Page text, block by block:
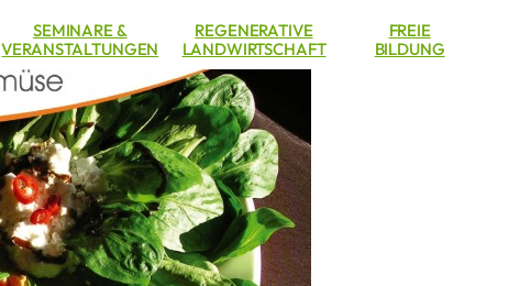
SEMINARE &
VERANSTALTUNGEN
REGENERATIVE
LANDWIRTSCHAFT
FREIE
BILDUNG